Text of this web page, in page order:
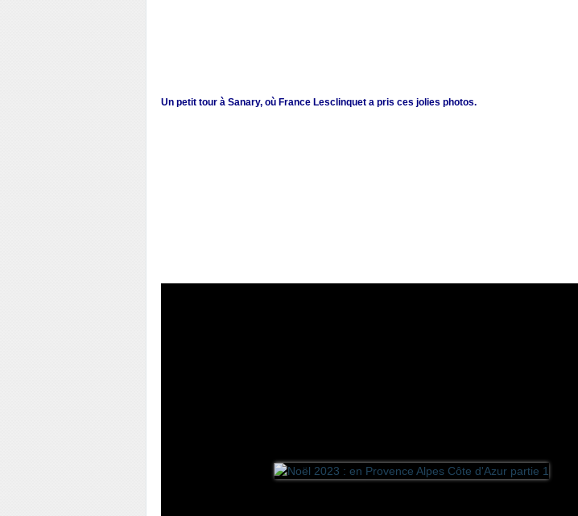
Un petit tour à Sanary, où France Lesclinquet a pris ces jolies photos.